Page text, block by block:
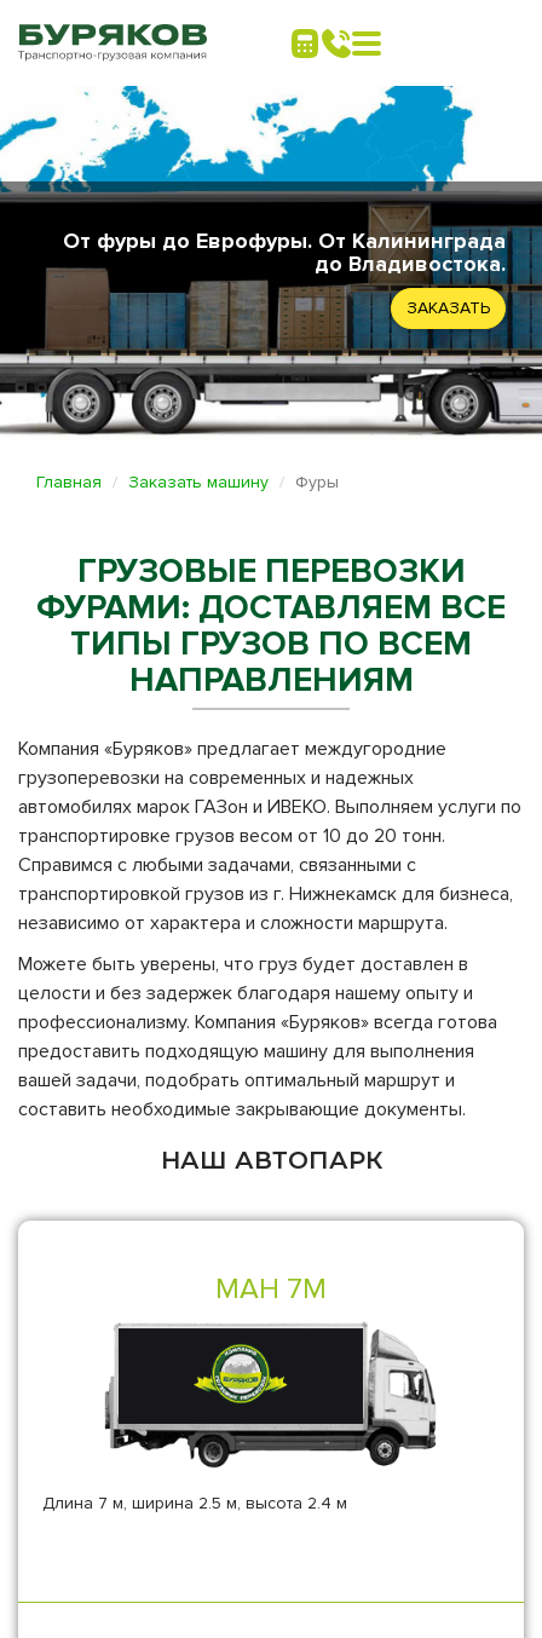
От фуры до Еврофуры. От Калининграда
до Владивостока.
ЗАКАЗАТЬ
Главная Заказать машину Фуры
ГРУЗОВЫЕ ПЕРЕВОЗКИ
ФУРАМИ: ДОСТАВЛЯЕМ ВСЕ
ТИПЫ ГРУЗОВ ПО ВСЕМ
НАПРАВЛЕНИЯМ
Компания «Буряков» предлагает междугородние
грузоперевозки на современных и надежных
автомобилях марок ГАЗон и ИВЕКО. Выполняем услуги по
транспортировке грузов весом от 10 до 20 тонн.
Справимся с любыми задачами, связанными с
транспортировкой грузов из г. Нижнекамск для бизнеса,
независимо от характера и сложности маршрута.
Можете быть уверены, что груз будет доставлен в
целости и без задержек благодаря нашему опыту и
профессионализму. Компания «Буряков» всегда готова
предоставить подходящую машину для выполнения
вашей задачи, подобрать оптимальный маршрут и
составить необходимые закрывающие документы.
НАШ АВТОПАРК
МАН 7М
Длина 7 м, ширина 2.5 м, высота 2.4 м